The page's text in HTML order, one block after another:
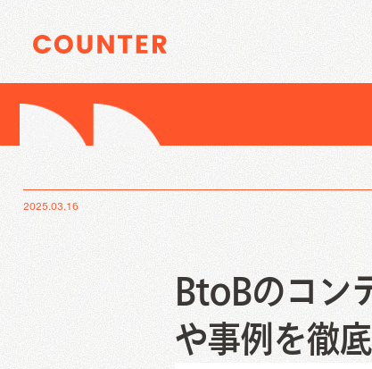
Service Contents Digital
被リンク獲得運用代行
データベース型サイトSEO支援
オウンドメディアコンサルティング
Creative
Index
Service Contents Digital
2025.03.16
BtoBのコン
や事例を徹